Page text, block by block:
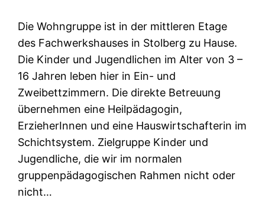
Die Wohngruppe ist in der mittleren Etage
des Fachwerkshauses in Stolberg zu Hause.
Die Kinder und Jugendlichen im Alter von 3 –
16 Jahren leben hier in Ein- und
Zweibettzimmern. Die direkte Betreuung
übernehmen eine Heilpädagogin,
ErzieherInnen und eine Hauswirtschafterin im
Schichtsystem. Zielgruppe Kinder und
Jugendliche, die wir im normalen
gruppenpädagogischen Rahmen nicht oder
nicht…